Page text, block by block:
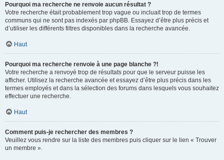
Pourquoi ma recherche ne renvoie aucun résultat ?
Votre recherche était probablement trop vague ou incluait trop de termes
communs qui ne sont pas indexés par phpBB. Essayez d’être plus précis et
d’utiliser les différents filtres disponibles dans la recherche avancée.
Haut
Pourquoi ma recherche renvoie à une page blanche ?!
Votre recherche a renvoyé trop de résultats pour que le serveur puisse les
afficher. Utilisez la recherche avancée et essayez d’être plus précis dans les
termes employés et dans la sélection des forums dans lesquels vous souhaitez
effectuer une recherche.
Haut
Comment puis-je rechercher des membres ?
Veuillez vous rendre sur la liste des membres puis cliquer sur le lien « Trouver
un membre ».